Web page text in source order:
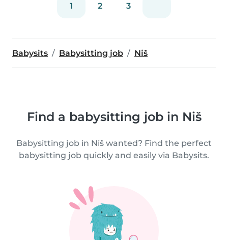
1 2 3
Babysits Babysitting job Niš
Find a babysitting job in Niš
Babysitting job in Niš wanted? Find the perfect
babysitting job quickly and easily via Babysits.